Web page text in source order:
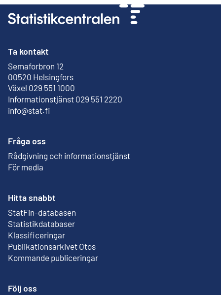
Ta kontakt
Semaforbron 12
00520 Helsingfors
Extern länk
Växel 029 551 1000
Informationstjänst 029 551 2220
info@stat.fi
Fråga oss
Rådgivning och informationstjänst
För media
Hitta snabbt
StatFin-databasen
Extern länk
Statistikdatabaser
Klassificeringar
Publikationsarkivet Otos
Extern länk
Kommande publiceringar
Följ oss